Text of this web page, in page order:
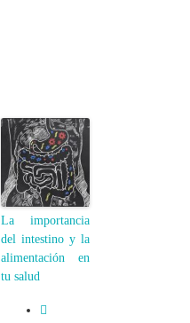
La importancia
del intestino y la
alimentación en
tu salud